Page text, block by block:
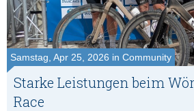
Samstag, Apr 25, 2026 in Community
Starke Leistungen beim
Race